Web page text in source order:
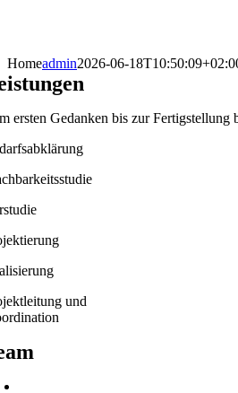
Homeadmin2026-06-
ersten Gedanken bis zur
und